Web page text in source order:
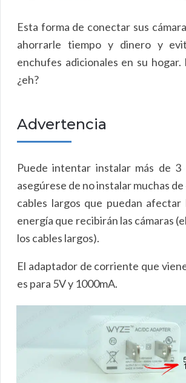
Esta forma de conectar sus
ahorrarle tiempo y dinero y
enchufes adicionales en su hogar.
¿eh?
Advertencia
Puede intentar instalar más de 3
asegúrese de no instalar muchas
cables largos que puedan afectar
energía que recibirán las cámaras
los cables largos).
El adaptador de corriente que
es para 5V y 1000mA.